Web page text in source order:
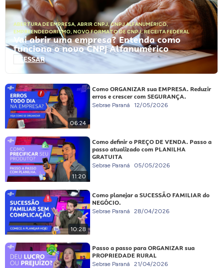
ABERTURA DE EMPRESA, ABRIR CNPJ,CNPJ ALFANUMÉRICO,
EMPREENDEDORISMO, NOVO FORMATO DE CNPJ,RECEITA FEDERAL
Vai abrir uma empresa? Entenda como
funciona o novo CNPJ Alfanumérico
ACESSAR
06:24
Como ORGANIZAR sua EMPRESA. Reduzir
erros e crescer com SEGURANÇA.
Sebrae Paraná 12/05/2026
11:20
Como definir o PREÇO DE VENDA. Passo a
passo atualizado com PLANILHA
GRATUITA
Sebrae Paraná 05/05/2026
10:28
Como planejar a SUCESSÃO FAMILIAR do
NEGÓCIO.
Sebrae Paraná 28/04/2026
Passo a passo para ORGANIZAR sua
PROPRIEDADE RURAL
Sebrae Paraná 21/04/2026